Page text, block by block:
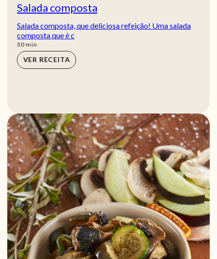
Salada composta
Salada composta, que deliciosa refeição! Uma salada
composta que é c
30min
min
VER RECEITA